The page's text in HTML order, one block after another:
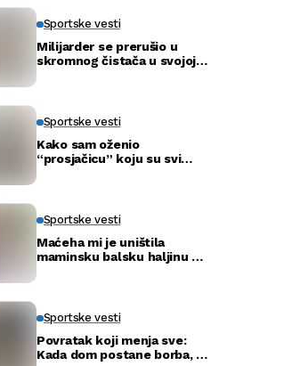
Sportske vesti
Milijarder se prerušio u
skromnog čistača u svojoj
Sportske vesti
Kako sam oženio
“prosjačicu” koju su svi
Sportske vesti
Maćeha mi je uništila
maminsku balsku haljinu —
Sportske vesti
Povratak koji menja sve:
Kada dom postane borba, a